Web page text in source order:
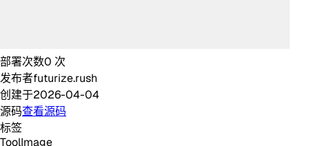
部署次数0 次
发布者futurize.rush
创建于2026-04-04
源码查看源码
标签
ToolImage